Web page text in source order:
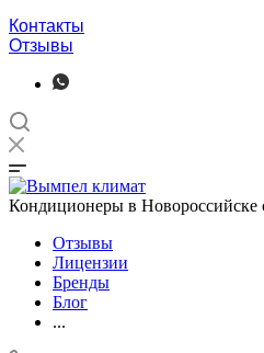
Контакты
Отзывы
Кондиционеры в Новороссийске
Отзывы
Лицензии
Бренды
Блог
...